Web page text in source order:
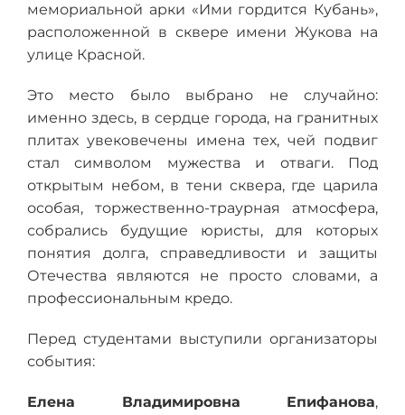
мемориальной арки «Ими гордится Кубань»,
расположенной в сквере имени Жукова на
улице Красной.
Это место было выбрано не случайно:
именно здесь, в сердце города, на гранитных
плитах увековечены имена тех, чей подвиг
стал символом мужества и отваги. Под
открытым небом, в тени сквера, где царила
особая, торжественно-траурная атмосфера,
собрались будущие юристы, для которых
понятия долга, справедливости и защиты
Отечества являются не просто словами, а
профессиональным кредо.
Перед студентами выступили организаторы
события:
Елена Владимировна Епифанова,